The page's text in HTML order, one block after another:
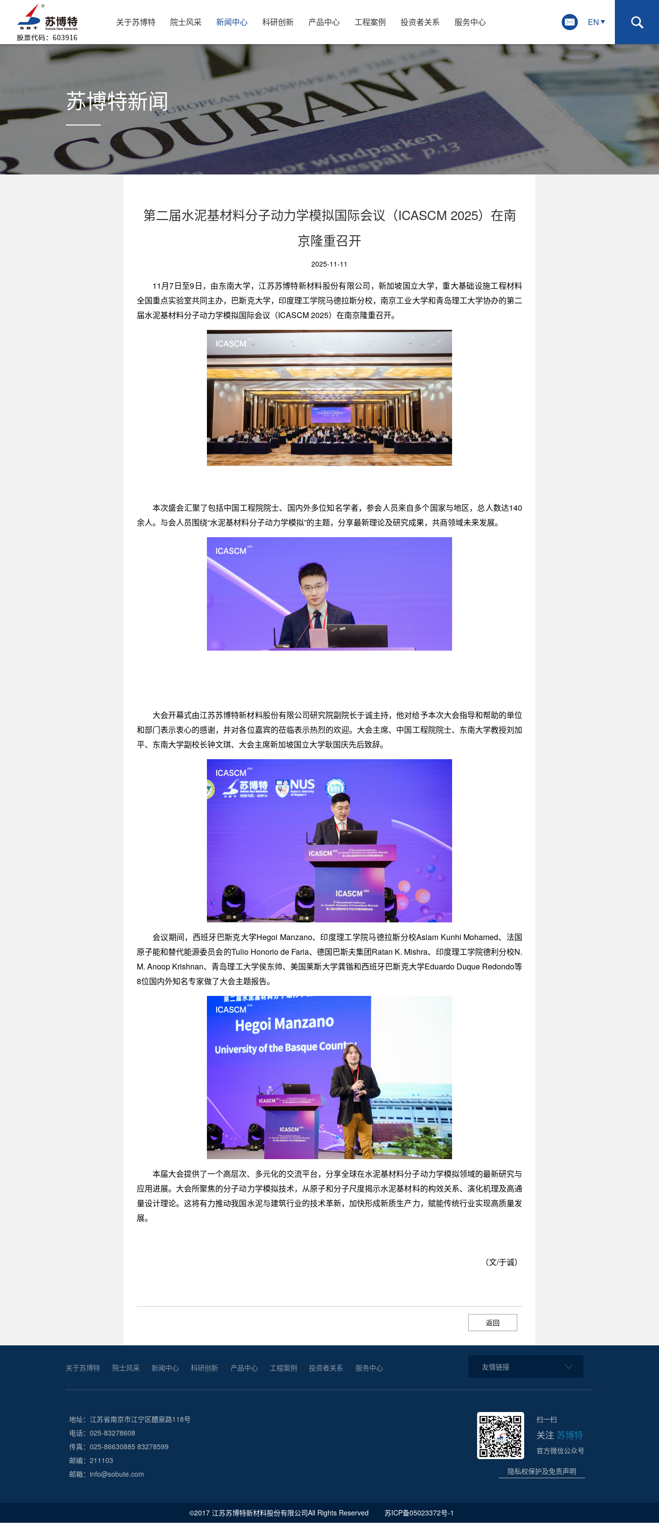
关于苏博特 院士风采 新闻中心 科研创新 产品中心 工程案例 投资者关系 服务中心 EN
苏博特新闻
第二届水泥基材料分子动力学模拟国际会议（ICASCM 2025）在南
京隆重召开
2025-11-11
11月7日至9日，由东南大学，江苏苏博特新材料股份有限公司，新加坡国立大学，重大基础设施工程材料
全国重点实验室共同主办，巴斯克大学，印度理工学院马德拉斯分校，南京工业大学和青岛理工大学协办的第二
届水泥基材料分子动力学模拟国际会议（ICASCM 2025）在南京隆重召开。
本次盛会汇聚了包括中国工程院院士、国内外多位知名学者，参会人员来自多个国家与地区，总人数达140
余人。与会人员围绕“水泥基材料分子动力学模拟”的主题，分享最新理论及研究成果，共商领域未来发展。
大会开幕式由江苏苏博特新材料股份有限公司研究院副院长于诚主持，他对给予本次大会指导和帮助的单位
和部门表示衷心的感谢，并对各位嘉宾的莅临表示热烈的欢迎。大会主席、中国工程院院士、东南大学教授刘加
平、东南大学副校长钟文琪、大会主席新加坡国立大学耿国庆先后致辞。
会议期间，西班牙巴斯克大学Hegoi Manzano、印度理工学院马德拉斯分校Aslam Kunhi Mohamed、法国
原子能和替代能源委员会的Tulio Honorio de Faria、德国巴斯夫集团Ratan K. Mishra、印度理工学院德利分校N.
M. Anoop Krishnan、青岛理工大学侯东帅、美国莱斯大学龚锴和西班牙巴斯克大学Eduardo Duque Redondo等
8位国内外知名专家做了大会主题报告。
本届大会提供了一个高层次、多元化的交流平台，分享全球在水泥基材料分子动力学模拟领域的最新研究与
应用进展。大会所聚焦的分子动力学模拟技术，从原子和分子尺度揭示水泥基材料的构效关系、演化机理及高通
量设计理论。这将有力推动我国水泥与建筑行业的技术革新，加快形成新质生产力，赋能传统行业实现高质量发
展。
（文/于诚）
返回
关于苏博特 院士风采 新闻中心 科研创新 产品中心 工程案例 投资者关系 服务中心 友情链接
地址：江苏省南京市江宁区醴泉路118号
电话：025-83278608
传真：025-86630885 83278599
邮编：211103
邮箱：info@sobute.com
扫一扫
关注 苏博特
官方微信公众号
隐私权保护及免责声明
©2017 江苏苏博特新材料股份有限公司All Rights Reserved 苏ICP备05023372号-1